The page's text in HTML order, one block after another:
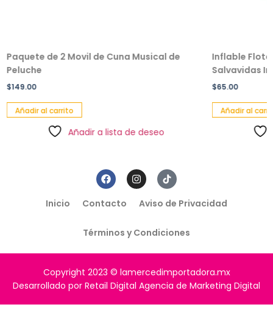
Paquete de 2 Movil de Cuna Musical de
Peluche
$149.00
Añadir al carrito
Añadir a lista de deseo
Inflable
Salvavidas
$65.00
Añadir al
Inicio Contacto Aviso de Privacidad
Términos y Condiciones
Copyright 2023 © lamercedimportadora.mx
Desarrollado por Retail Digital Agencia de Marketing Digital